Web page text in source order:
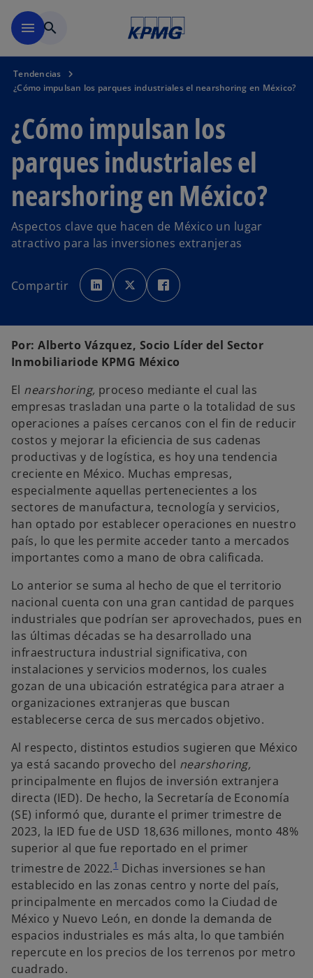
menu search
Tendencias
¿Cómo impulsan los parques industriales el nearshoring en México?
¿Cómo impulsan los
parques industriales el
nearshoring en México?
Aspectos clave que hacen de México un lugar
atractivo para las inversiones extranjeras
Compartir e
a
b
n
a
p
t
a
ñ
a
n
u
e
v
a
e
a
b
n
a
p
t
a
ñ
a
n
u
e
v
a
e
a
u
n
t
a
ñ
a
n
u
e
v
a
Por: Alberto Vázquez, Socio Líder del Sector
Inmobiliariode KPMG México
El nearshoring, proceso mediante el cual las
empresas trasladan una parte o la totalidad de sus
operaciones a países cercanos con el fin de reducir
costos y mejorar la eficiencia de sus cadenas
productivas y de logística, es hoy una tendencia
creciente en México. Muchas empresas,
especialmente aquellas pertenecientes a los
sectores de manufactura, tecnología y servicios,
han optado por establecer operaciones en nuestro
país, lo que les permite acceder tanto a mercados
importantes como a mano de obra calificada.
Lo anterior se suma al hecho de que el territorio
nacional cuenta con una gran cantidad de parques
industriales que podrían ser aprovechados, pues en
las últimas décadas se ha desarrollado una
infraestructura industrial significativa, con
instalaciones y servicios modernos, los cuales
gozan de una ubicación estratégica para atraer a
organizaciones extranjeras que buscan
establecerse cerca de sus mercados objetivo.
Al respecto, distintos estudios sugieren que México
ya está sacando provecho del nearshoring,
principalmente en flujos de inversión extranjera
directa (IED). De hecho, la Secretaría de Economía
(SE) informó que, durante el primer trimestre de
2023, la IED fue de USD 18,636 millones, monto 48%
superior al que fue reportado en el primer
trimestre de 2022.1Dichas inversiones se han
establecido en las zonas centro y norte del país,
principalmente en mercados como la Ciudad de
México y Nuevo León, en donde la demanda de
espacios industriales es más alta, lo que también
repercute en los precios de los terrenos por metro
cuadrado.